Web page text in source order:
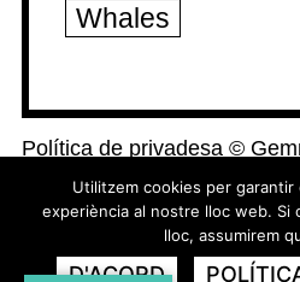
Whales
Política de privadesa ©
Utilitzem cookies per garantir
experiència al nostre lloc web.
lloc, assumirem
D'ACORD